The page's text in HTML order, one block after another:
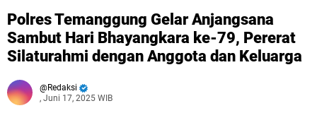
Polres Temanggung Gelar Anjangsana
Sambut Hari Bhayangkara ke-79, Pererat
Silaturahmi dengan Anggota dan Keluarga
Redaksi
, Juni 17, 2025 WIB